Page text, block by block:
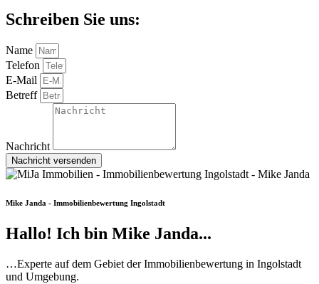
Schreiben Sie uns:
Name
Telefon
E-Mail
Betreff
Nachricht
Nachricht versenden
Mike Janda - Immobilienbewertung Ingolstadt
Hallo! Ich bin Mike Janda...
…Experte auf dem Gebiet der Immobilienbewertung in Ingolstadt
und Umgebung.